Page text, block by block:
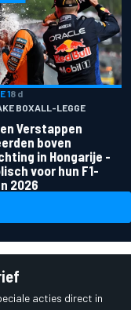
18 d
BOXALL-LEGGE
Verstappen
boven
in Hongarije -
voor hun F1-
2026
acties direct in